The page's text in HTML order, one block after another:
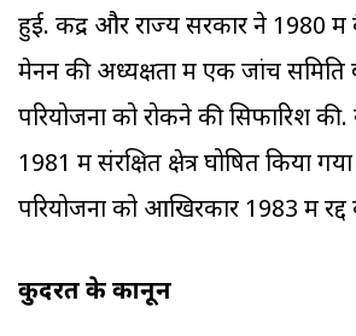
हुई. केंद्र और राज्य सरकार ने 1980 में
मेनन की अध्यक्षता में एक जांच समिति
परियोजना को रोकने की सिफारिश
1981 में संरक्षित क्षेत्र घोषित किया
परियोजना को आखिरकार 1983 में रद्द
कुदरत के कानून